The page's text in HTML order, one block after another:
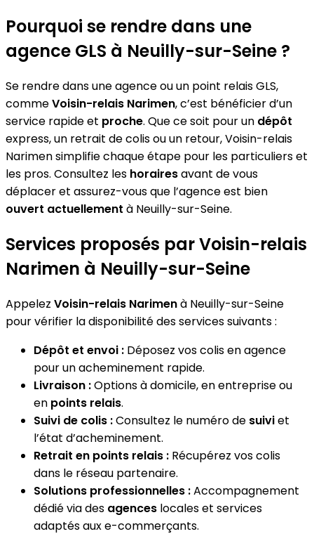
Pourquoi se rendre dans une
agence GLS à Neuilly-sur-Seine ?
Se rendre dans une agence ou un point relais GLS,
commeVoisin-relais Narimen, c’est bénéficier d’un
service rapide et proche. Que ce soit pour un dépôt
express, un retrait de colis ou un retour, Voisin-relais
Narimen simplifie chaque étape pour les particuliers et
les pros. Consultez les horairesavant de vous
déplacer et assurez-vous que l’agence est bien
ouvert actuellement à Neuilly-sur-Seine.
Services proposés par Voisin-relais
Narimen à Neuilly-sur-Seine
Appelez Voisin-relais Narimenà Neuilly-sur-Seine
pour vérifier la disponibilité des services suivants :
Dépôt et envoi : Déposez vos colis en agence
pour un acheminement rapide.
Livraison :Options à domicile, en entreprise ou
en points relais.
Suivi de colis :Consultez le numéro de suiviet
l’état d’acheminement.
Retrait en points relais : Récupérez vos colis
dans le réseau partenaire.
Solutions professionnelles :Accompagnement
dédié via des agences locales et services
adaptés aux e-commerçants.